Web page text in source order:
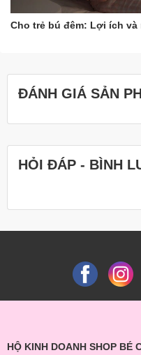
Cho trẻ bú đêm: Lợi ích
ĐÁNH GIÁ SẢN
HỎI ĐÁP - BÌNH
HỘ KINH DOANH SHOP BÉ